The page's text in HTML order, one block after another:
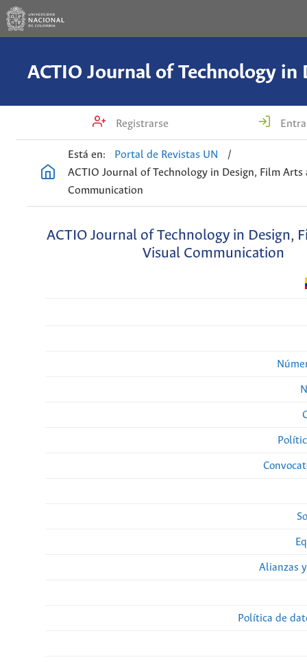
Registrarse
Está en: Portal de Revistas UN
/
ACTIO Journal of Technology in Design, Film Arts
Communication
ACTIO Journal of Technology in Design,
Visual Communication
Alianzas
Política de